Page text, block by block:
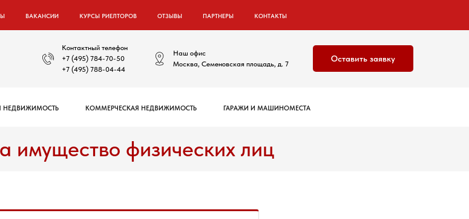
ВАКАНСИИ КУРСЫ РИЕЛТОРОВ ОТЗЫВЫ ПАРТНЕРЫ КОНТАКТЫ
Контактный телефон
+7 (495) 784-70-50
+7 (495) 788-04-44
Наш офис
Москва, Семеновская площадь, д. 7
Оставить заявку
НЕДВИЖИМОСТЬ КОММЕРЧЕСКАЯ НЕДВИЖИМОСТЬ ГАРАЖИ И МАШИНОМЕСТА
имущество физических лиц